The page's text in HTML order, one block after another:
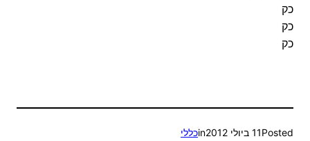
כק
כק
כק
Posted11 ביולי 2012 inכללי